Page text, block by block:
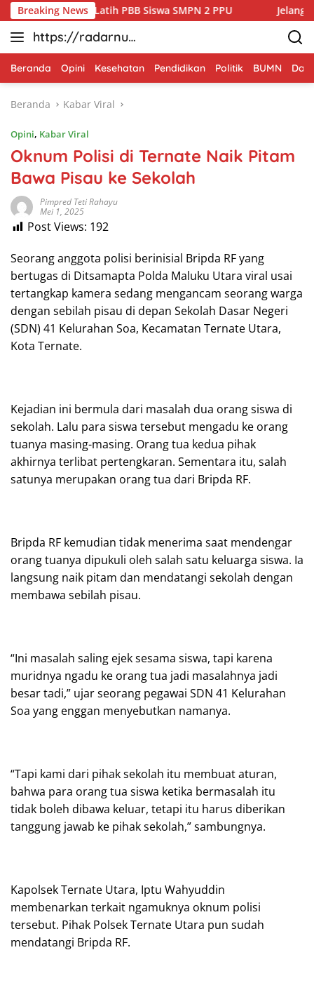
Langsung
ke
konten
Breaking News
Sepaku Latih PBB Siswa SMPN 2 PPU Jelang HUT
https://radarnus
antara.net
Beranda Opini Kesehatan Pendidikan Politik BUMN
Beranda Kabar Viral
Opini, Kabar Viral
Oknum Polisi di Ternate Naik Pitam
Bawa Pisau ke Sekolah
Pimpred Teti Rahayu
Mei 1, 2025
Post Views: 192
Seorang anggota polisi berinisial Bripda RF yang
bertugas di Ditsamapta Polda Maluku Utara viral usai
tertangkap kamera sedang mengancam seorang warga
dengan sebilah pisau di depan Sekolah Dasar Negeri
(SDN) 41 Kelurahan Soa, Kecamatan Ternate Utara,
Kota Ternate.
Kejadian ini bermula dari masalah dua orang siswa di
sekolah. Lalu para siswa tersebut mengadu ke orang
tuanya masing-masing. Orang tua kedua pihak
akhirnya terlibat pertengkaran. Sementara itu, salah
satunya merupakan orang tua dari Bripda RF.
Bripda RF kemudian tidak menerima saat mendengar
orang tuanya dipukuli oleh salah satu keluarga siswa. Ia
langsung naik pitam dan mendatangi sekolah dengan
membawa sebilah pisau.
“Ini masalah saling ejek sesama siswa, tapi karena
muridnya ngadu ke orang tua jadi masalahnya jadi
besar tadi,” ujar seorang pegawai SDN 41 Kelurahan
Soa yang enggan menyebutkan namanya.
“Tapi kami dari pihak sekolah itu membuat aturan,
bahwa para orang tua siswa ketika bermasalah itu
tidak boleh dibawa keluar, tetapi itu harus diberikan
tanggung jawab ke pihak sekolah,” sambungnya.
Kapolsek Ternate Utara, Iptu Wahyuddin
membenarkan terkait ngamuknya oknum polisi
tersebut. Pihak Polsek Ternate Utara pun sudah
mendatangi Bripda RF.